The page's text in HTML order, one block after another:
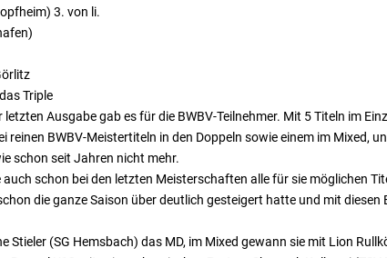
3. von li.
Triple
Ausgabe gab es für die BWBV-Teilnehmer. Mit 5 Titeln im
reinen BWBV-Meistertiteln in den Doppeln sowie einem im Mixed,
schon seit Jahren nicht mehr.
schon bei den letzten Meisterschaften alle für sie möglichen
die ganze Saison über deutlich gesteigert hatte und mit
Stieler (SG Hemsbach) das MD, im Mixed gewann sie mit Lion